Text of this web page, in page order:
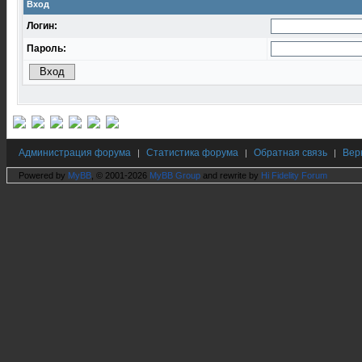
Вход
Логин:
Пароль:
Администрация форума | Статистика форума | Обратная связь |
Powered by MyBB , © 2001-2026 MyBB Group and rewrite by Hi Fidelity Forum